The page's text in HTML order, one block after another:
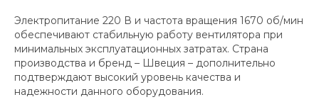
Электропитание 220 В и частота вращения 1670 об/мин
обеспечивают стабильную работу вентилятора при
минимальных эксплуатационных затратах. Страна
производства и бренд – Швеция – дополнительно
подтверждают высокий уровень качества и
надежности данного оборудования.